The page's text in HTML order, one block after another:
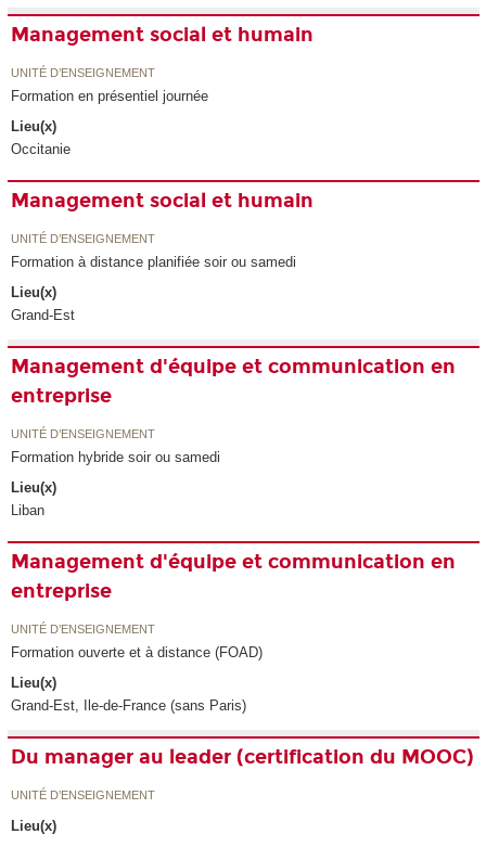
Management social et humain
UNITÉ D’ENSEIGNEMENT
Formation en présentiel journée
Lieu(x)
Occitanie
Management social et humain
UNITÉ D’ENSEIGNEMENT
Formation à distance planifiée soir ou samedi
Lieu(x)
Grand-Est
Management d'équipe et communication en
entreprise
UNITÉ D’ENSEIGNEMENT
Formation hybride soir ou samedi
Lieu(x)
Liban
Management d'équipe et communication en
entreprise
UNITÉ D’ENSEIGNEMENT
Formation ouverte et à distance (FOAD)
Lieu(x)
Grand-Est, Ile-de-France (sans Paris)
Du manager au leader (certification du MOOC)
UNITÉ D’ENSEIGNEMENT
Lieu(x)